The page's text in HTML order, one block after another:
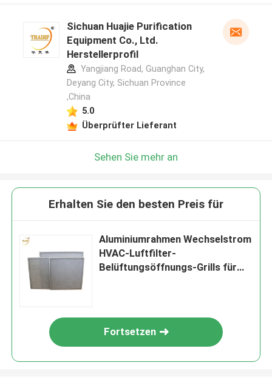
Sichuan Huajie Purification
Equipment Co., Ltd.
Herstellerprofil
Yangjiang Road, Guanghan City,
Deyang City, Sichuan Province
,China
5.0
Überprüfter Lieferant
Sehen Sie mehr an
Erhalten Sie den besten Preis für
Aluminiumrahmen Wechselstrom
HVAC-Luftfilter-
Belüftungsöffnungs-Grills für
Fortsetzen